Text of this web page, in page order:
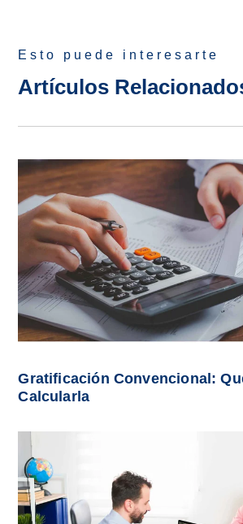
Esto puede interesarte
Artículos
Gratificación Convencional:
Calcularla